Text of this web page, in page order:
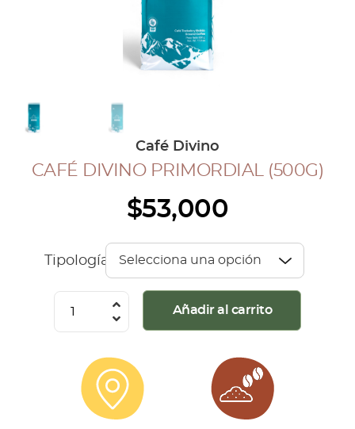
COLECCIÓN CAFETERA
INGRESAR
Inicia Sesión
Café Divino
CAFÉ DIVINO PRIMORDIAL (500G)
$53,000
Tipología
(500G)
cantidad
Añadir al carrito